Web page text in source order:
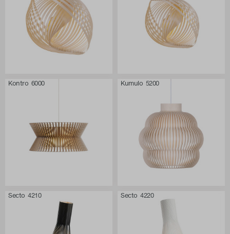
Kontro 6000 Kumulo 5200
Secto 4210 Secto 4220